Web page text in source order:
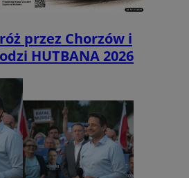
przez Chorzów i
HUTBANA 2026